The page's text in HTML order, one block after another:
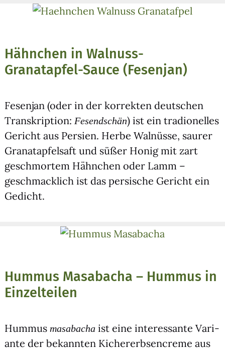
Hähnchen in Walnuss-
Granatapfel-Sauce (Fesenjan)
Fesen­jan (oder in der kor­rek­ten deut­schen
Tran­skrip­ti­on: Fesend­schän) ist ein tra­dio­nel­les
Gericht aus Per­si­en. Her­be Wal­nüs­se, sau­rer
Gra­nat­ap­fel­saft und süßer Honig mit zart
geschmor­tem Hähn­chen oder Lamm –
geschmack­lich ist das per­si­sche Gericht ein
Gedicht.
Hummus Masabacha – Hummus in
Einzelteilen
Hum­mus mas­a­bacha ist eine inter­es­san­te Vari­
an­te der bekann­ten Kicher­erb­sen­creme aus